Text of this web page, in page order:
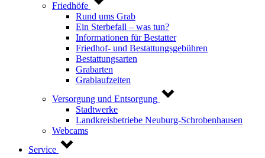
Friedhöfe
Rund ums Grab
Ein Sterbefall – was tun?
Informationen für Bestatter
Friedhof- und Bestattungsgebühren
Bestattungsarten
Grabarten
Grablaufzeiten
Versorgung und Entsorgung
Stadtwerke
Landkreisbetriebe Neuburg-Schrobenhausen
Webcams
Service